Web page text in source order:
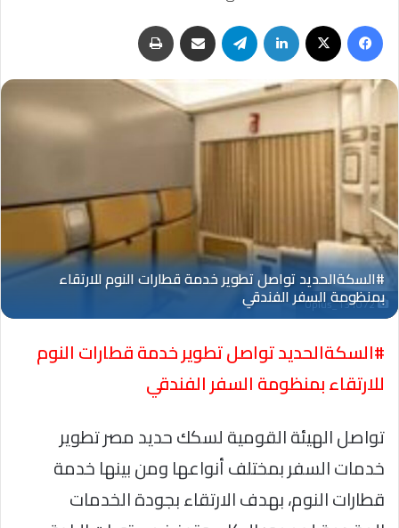
فيسبوك لينكدإن تيلقرام مشاركة عبر البريد
Oplus_131072
#السكةالحديد تواصل تطوير خدمة قطارات النوم
للارتقاء بمنظومة السفر الفندقي
تواصل الهيئة القومية لسكك حديد مصر تطوير
خدمات السفر بمختلف أنواعها ومن بينها خدمة
قطارات النوم، بهدف الارتقاء بجودة الخدمات